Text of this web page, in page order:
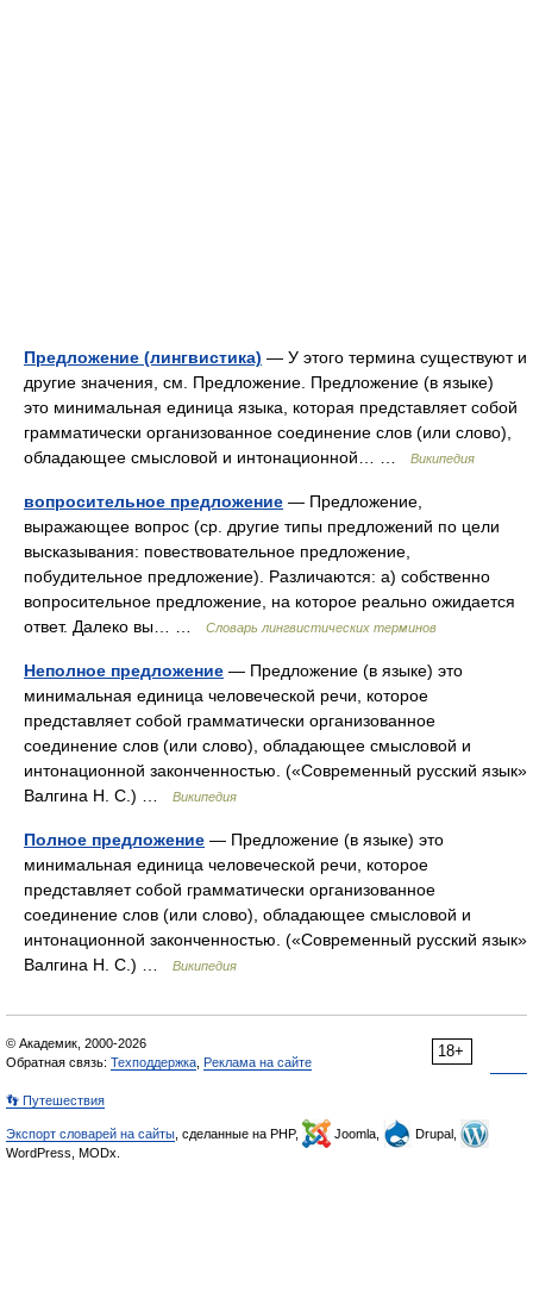
Предложение (лингвистика) — У этого термина существуют и
другие значения, см. Предложение. Предложение (в языке)
это минимальная единица языка, которая представляет собой
грамматически организованное соединение слов (или слово),
обладающее смысловой и интонационной… …
Википедия
вопросительное предложение — Предложение,
выражающее вопрос (ср. другие типы предложений по цели
высказывания: повествовательное предложение,
побудительное предложение). Различаются: а) собственно
вопросительное предложение, на которое реально ожидается
ответ. Далеко вы… …
Словарь лингвистических терминов
Неполное предложение — Предложение (в языке) это
минимальная единица человеческой речи, которое
представляет собой грамматически организованное
соединение слов (или слово), обладающее смысловой и
интонационной законченностью. («Современный русский язык»
Валгина Н. С.) …
Википедия
Полное предложение — Предложение (в языке) это
минимальная единица человеческой речи, которое
представляет собой грамматически организованное
соединение слов (или слово), обладающее смысловой и
интонационной законченностью. («Современный русский язык»
Валгина Н. С.) …
Википедия
18+
© Академик, 2000-2026
Обратная связь: Техподдержка Реклама на сайте
👣 Путешествия
Экспорт словарей на сайты , сделанные на PHP, Joomla,
Drupal,
WordPress, MODx.